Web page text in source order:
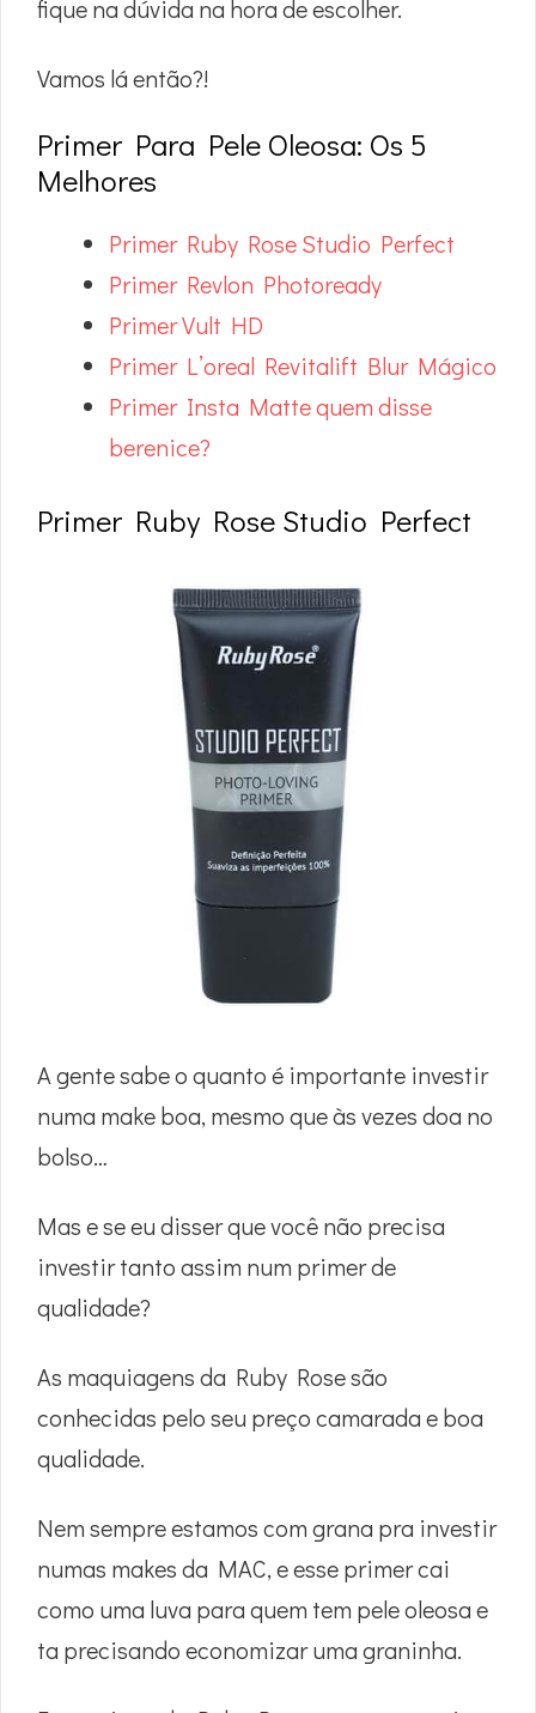
fique na dúvida na hora de escolher.
Vamos lá então?!
Primer Para Pele Oleosa: Os 5
Melhores
Primer Ruby Rose Studio Perfect
Primer Revlon Photoready
Primer Vult HD
Primer L’oreal Revitalift Blur Mágico
Primer Insta Matte quem disse
berenice?
Primer Ruby Rose Studio Perfect
A gente sabe o quanto é importante investir
numa make boa, mesmo que às vezes doa no
bolso…
Mas e se eu disser que você não precisa
investir tanto assim num primer de
qualidade?
As maquiagens da Ruby Rose são
conhecidas pelo seu preço camarada e boa
qualidade.
Nem sempre estamos com grana pra investir
numas makes da MAC, e esse primer cai
como uma luva para quem tem pele oleosa e
ta precisando economizar uma graninha.